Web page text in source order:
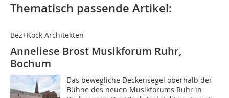
Thematisch passende Artikel:
Bez+Kock Architekten
Anneliese Brost Musikforum Ruhr,
Bochum
Das bewegliche Deckensegel oberhalb der
Bühne des neuen Musikforums Ruhr in